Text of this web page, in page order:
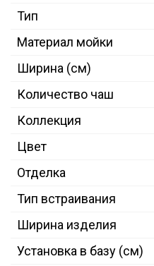
Тип
Материал мойки
Ширина (см)
Количество чаш
Коллекция
Цвет
Отделка
Тип встраивания
Ширина изделия
Установка в базу (см)